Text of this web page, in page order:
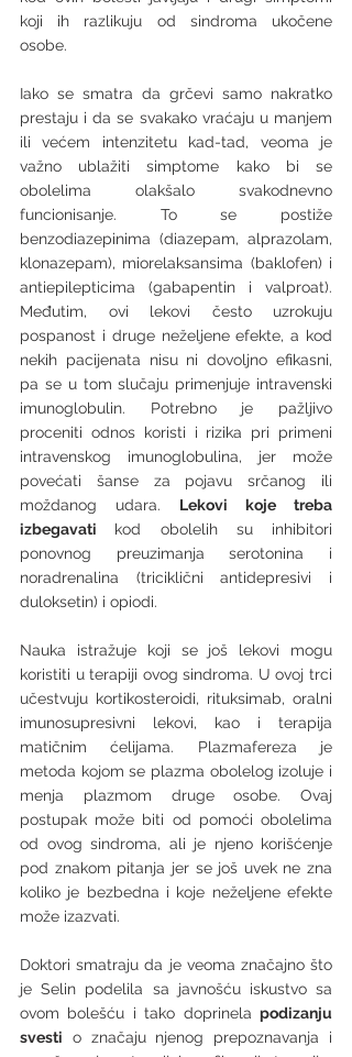
koji ih razlikuju od sindroma ukočene
osobe.
Iako se smatra da grčevi samo nakratko
prestaju i da se svakako vraćaju u manjem
ili većem intenzitetu kad-tad, veoma je
važno ublažiti simptome kako bi se
obolelima olakšalo svakodnevno
funcionisanje. To se postiže
benzodiazepinima (diazepam, alprazolam,
klonazepam), miorelaksansima (baklofen) i
antiepilepticima (gabapentin i valproat).
Međutim, ovi lekovi često uzrokuju
pospanost i druge neželjene efekte, a kod
nekih pacijenata nisu ni dovoljno efikasni,
pa se u tom slučaju primenjuje intravenski
imunoglobulin. Potrebno je pažljivo
proceniti odnos koristi i rizika pri primeni
intravenskog imunoglobulina, jer može
povećati šanse za pojavu srčanog ili
moždanog udara. Lekovi koje treba
izbegavati kod obolelih su inhibitori
ponovnog preuzimanja serotonina i
noradrenalina (triciklični antidepresivi i
duloksetin) i opiodi.
Nauka istražuje koji se još lekovi mogu
koristiti u terapiji ovog sindroma. U ovoj trci
učestvuju kortikosteroidi, rituksimab, oralni
imunosupresivni lekovi, kao i terapija
matičnim ćelijama. Plazmafereza je
metoda kojom se plazma obolelog izoluje i
menja plazmom druge osobe. Ovaj
postupak može biti od pomoći obolelima
od ovog sindroma, ali je njeno korišćenje
pod znakom pitanja jer se još uvek ne zna
koliko je bezbedna i koje neželjene efekte
može izazvati.
Doktori smatraju da je veoma značajno što
je Selin podelila sa javnošću iskustvo sa
ovom bolešću i tako doprinela podizanju
svesti o značaju njenog prepoznavanja i